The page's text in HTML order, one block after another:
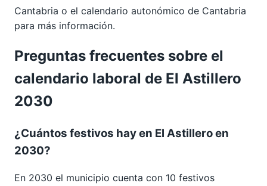
Cantabria o el calendario autonómico de Cantabria
para más información.
Preguntas frecuentes sobre el
calendario laboral de El Astillero
2030
¿Cuántos festivos hay en El Astillero en
2030?
En 2030 el municipio cuenta con 10 festivos